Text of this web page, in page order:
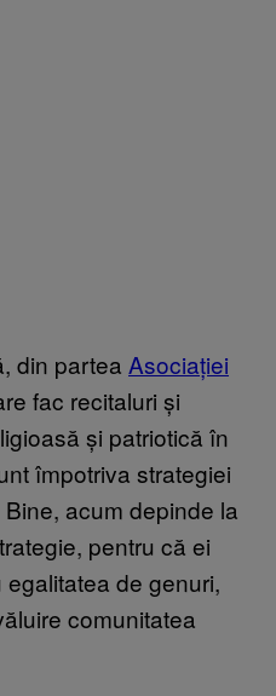
din partea Asociației
fac recitaluri și
și patriotică în
împotriva strategiei
acum depinde la
pentru că ei
de genuri,
comunitatea